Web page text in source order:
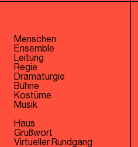
Menschen
Ensemble
Leitung
Regie
Dramaturgie
Bühne
Kostüme
Musik
Haus
Grußwort
Virtueller Rundgang